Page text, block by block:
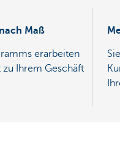
Maß
erarbeiten
Ihrem Geschäft